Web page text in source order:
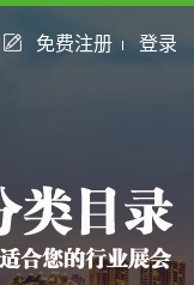
免费注册 登录